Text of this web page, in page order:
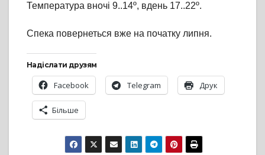
Температура вночі 9..14º, вдень 17..22º.
Спека повернеться вже на початку липня.
Надіслати друзям
Facebook Telegram Друк
Більше